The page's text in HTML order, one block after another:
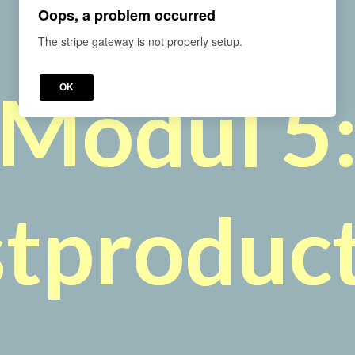
Werde Expert:in für Bewegtbildkommunikation!
5:
Oops, a problem occurred
The stripe gateway is not properly setup.
OK